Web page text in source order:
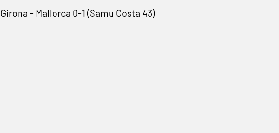
Girona - Mallorca 0-1 (Samu Costa 43)